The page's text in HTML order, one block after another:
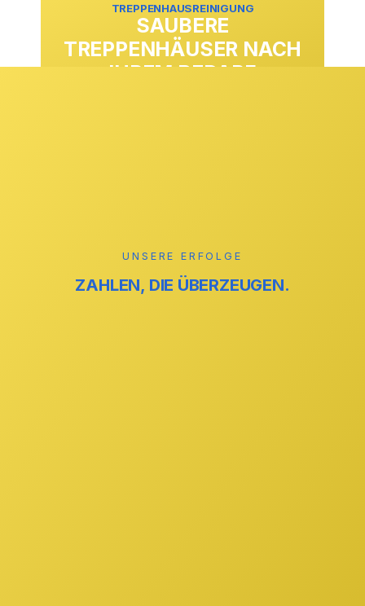
TREPPENHAUSREINIGUNG
SAUBERE
TREPPENHÄUSER NACH
IHREM BEDARF
UNSERE ERFOLGE
ZAHLEN, DIE ÜBERZEUGEN.